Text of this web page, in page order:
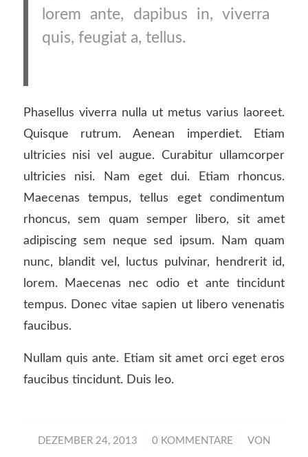
lorem ante, dapibus in, viverra
quis, feugiat a, tellus.
Phasellus viverra nulla ut metus varius laoreet.
Quisque rutrum. Aenean imperdiet. Etiam
ultricies nisi vel augue. Curabitur ullamcorper
ultricies nisi. Nam eget dui. Etiam rhoncus.
Maecenas tempus, tellus eget condimentum
rhoncus, sem quam semper libero, sit amet
adipiscing sem neque sed ipsum. Nam quam
nunc, blandit vel, luctus pulvinar, hendrerit id,
lorem. Maecenas nec odio et ante tincidunt
tempus. Donec vitae sapien ut libero venenatis
faucibus.
Nullam quis ante. Etiam sit amet orci eget eros
faucibus tincidunt. Duis leo.
DEZEMBER 24, 2013
/ 0 KOMMENTARE
/ VON